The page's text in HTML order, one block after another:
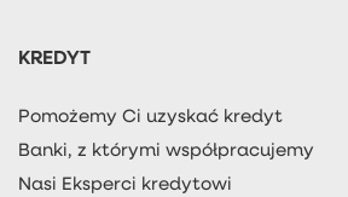
KREDYT
Pomożemy Ci uzyskać kredyt
Banki, z którymi współpracujemy
Nasi Eksperci kredytowi